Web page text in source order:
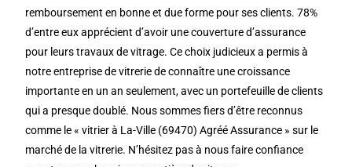
remboursement en bonne et due forme pour ses clients. 78%
d’entre eux apprécient d’avoir une couverture d’assurance
pour leurs travaux de vitrage. Ce choix judicieux a permis à
notre entreprise de vitrerie de connaître une croissance
importante en un an seulement, avec un portefeuille de clients
qui a presque doublé. Nous sommes fiers d’être reconnus
comme le « vitrier à La-Ville (69470) Agréé Assurance » sur le
marché de la vitrerie. N’hésitez pas à nous faire confiance